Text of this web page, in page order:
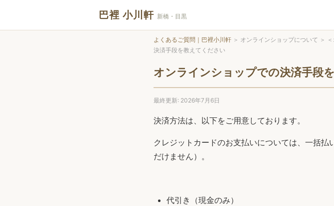
巴裡 小川軒 新橋・目黒
よくあるご質問｜巴裡小川軒 ＞ オンラインショップについて ＞
決済手段を教えてください
オンラインショップでの決済手段
最終更新: 2026年7月6日
決済方法は、以下をご用意しております。
クレジットカードのお支払いについては、一括
だけません）。
代引き（現金のみ）